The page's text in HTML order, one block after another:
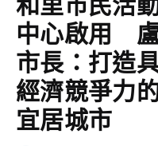
中心啟用
市長：打造
經濟競爭力
宜居城市